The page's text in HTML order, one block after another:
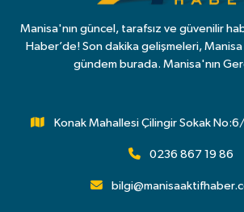
Manisa'nın güncel, tarafsız ve güvenilir
Haber’de! Son dakika gelişmeleri,
gündem burada. Manisa'nın
Konak Mahallesi Çilingir Sokak
0236 867 19 86